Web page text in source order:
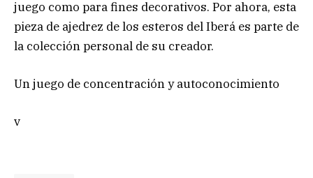
juego como para fines decorativos. Por ahora, esta
pieza de ajedrez de los esteros del Iberá es parte de
la colección personal de su creador.
Un juego de concentración y autoconocimiento
v